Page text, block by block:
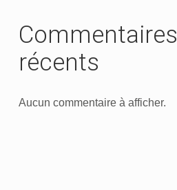
Commentaires
récents
Aucun commentaire à afficher.